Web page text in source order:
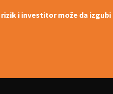
i investitor može da izgubi